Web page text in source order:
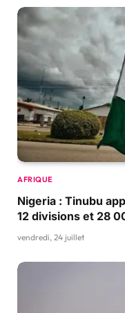
AFRIQUE
Nigeria : Tinubu
12 divisions et 28
vendredi, 24 juillet